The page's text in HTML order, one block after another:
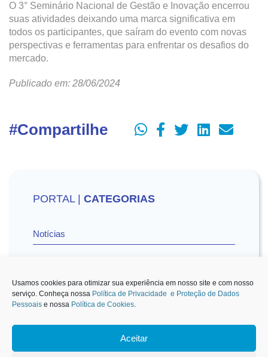
Usamos cookies para otimizar sua experiência em nosso site e com nosso
serviço. Conheça nossa Política de Privacidade e Proteção de Dados
Pessoais e nossa Política de Cookies.
Aceitar
O 3° Seminário Nacional de Gestão e Inovação encerrou
suas atividades deixando uma marca significativa em
todos os participantes, que saíram do evento com novas
perspectivas e ferramentas para enfrentar os desafios do
mercado.
Publicado em: 28/06/2024
#Compartilhe
PORTAL | CATEGORIAS
Notícias